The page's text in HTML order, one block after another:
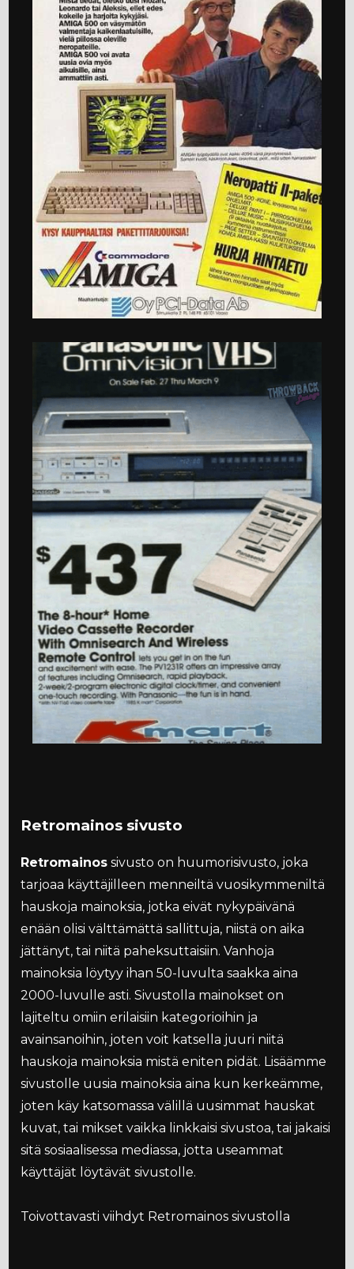
Retromainos sivusto
Retromainos sivusto on huumorisivusto, joka
tarjoaa käyttäjilleen menneiltä vuosikymmeniltä
hauskoja mainoksia, jotka eivät nykypäivänä
enään olisi välttämättä sallittuja, niistä on aika
jättänyt, tai niitä paheksuttaisiin. Vanhoja
mainoksia löytyy ihan 50-luvulta saakka aina
2000-luvulle asti. Sivustolla mainokset on
lajiteltu omiin erilaisiin kategorioihin ja
avainsanoihin, joten voit katsella juuri niitä
hauskoja mainoksia mistä eniten pidät. Lisäämme
sivustolle uusia mainoksia aina kun kerkeämme,
joten käy katsomassa välillä uusimmat hauskat
kuvat, tai mikset vaikka linkkaisi sivustoa, tai jakaisi
sitä sosiaalisessa mediassa, jotta useammat
käyttäjät löytävät sivustolle.
Toivottavasti viihdyt Retromainos sivustolla